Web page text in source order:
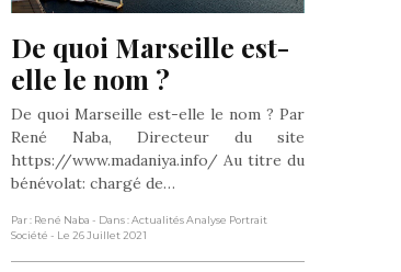
De quoi Marseille est-
elle le nom ?
De quoi Marseille est-elle le nom ? Par
René Naba, Directeur du site
https://www.madaniya.info/ Au titre du
bénévolat: chargé de…
Par : René Naba - Dans : Actualités Analyse Portrait
Société - Le 26 Juillet 2021